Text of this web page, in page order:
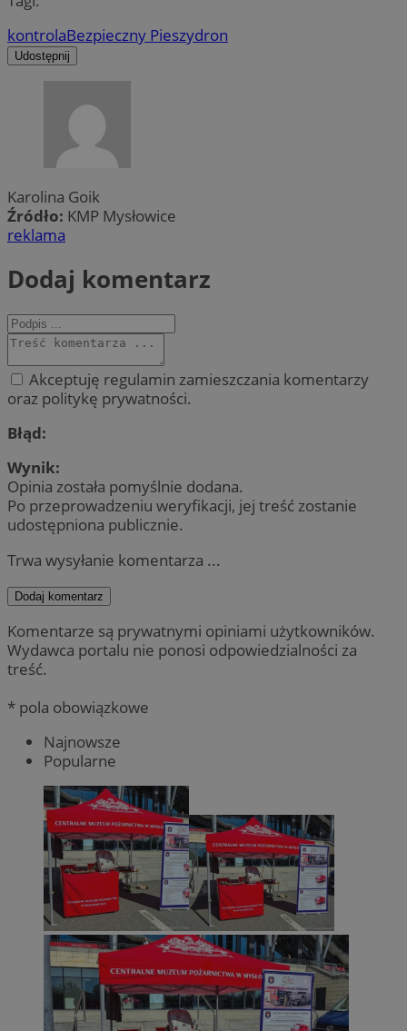
kontrolaBezpieczny Pieszydron
Udostępnij
Karolina Goik
Źródło: KMP Mysłowice
reklama
Dodaj komentarz
Akceptuję regulamin zamieszczania komentarzy
oraz politykę prywatności.
Błąd:
Wynik:
Opinia została pomyślnie dodana.
Po przeprowadzeniu weryfikacji, jej treść zostanie
udostępniona publicznie.
Trwa wysyłanie komentarza ...
Dodaj komentarz
Komentarze są prywatnymi opiniami użytkowników.
Wydawca portalu nie ponosi odpowiedzialności za
treść.
* pola obowiązkowe
Najnowsze
Popularne